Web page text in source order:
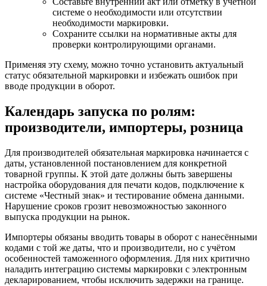
системе о необходимости или отсутствии
необходимости маркировки.
Сохраните ссылки на нормативные акты для
проверки контролирующими органами.
Применяя эту схему, можно точно установить актуальный
статус обязательной маркировки и избежать ошибок при
вводе продукции в оборот.
Календарь запуска по ролям:
производители, импортеры, розница
Для производителей обязательная маркировка начинается с
даты, установленной постановлением для конкретной
товарной группы. К этой дате должны быть завершены
настройка оборудования для печати кодов, подключение к
системе «Честный знак» и тестирование обмена данными.
Нарушение сроков грозит невозможностью законного
выпуска продукции на рынок.
Импортеры обязаны вводить товары в оборот с нанесёнными
кодами с той же даты, что и производители, но с учётом
особенностей таможенного оформления. Для них критично
наладить интеграцию системы маркировки с электронным
декларированием, чтобы исключить задержки на границе.